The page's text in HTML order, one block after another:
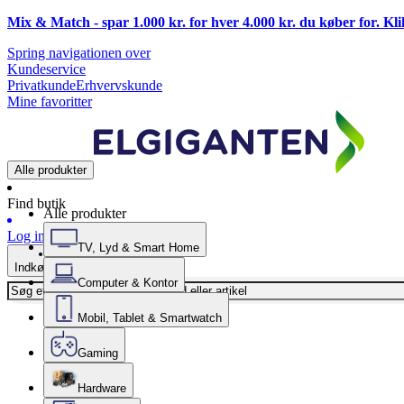
Mix & Match - spar 1.000 kr. for hver 4.000 kr. du køber for.
Spring navigationen over
Kundeservice
PrivatkundeErhvervskunde
Mine favoritter
Alle produkter
Find butik
Log ind
Indkøbskurv
Alle produkter
TV, Lyd & Smart Home
Computer & Kontor
Mobil, Tablet & Smartwatch
Gaming
Hardware